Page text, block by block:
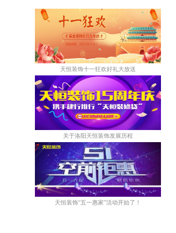
天恒装饰十一狂欢好礼大放送
关于洛阳天恒装饰发展历程
天恒装饰“五一惠家”活动开始了！